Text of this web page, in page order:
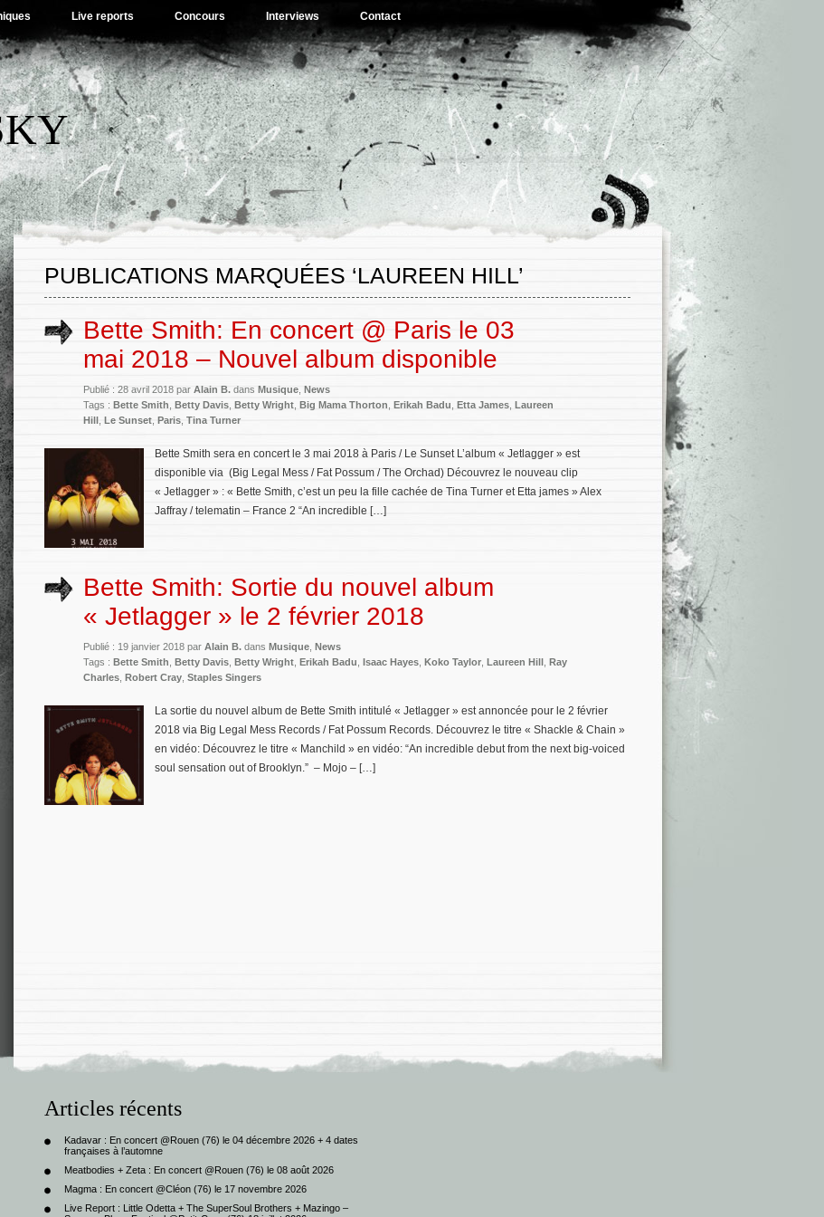
Live reports Concours Interviews Contact
PUBLICATIONS MARQUÉES ‘LAUREEN HILL’
Bette Smith: En concert @ Paris le 03
mai 2018 – Nouvel album disponible
Publié : 28 avril 2018 par Alain B. dans Musique News
Tags : Bette Smith Betty Davis Betty Wright Big Mama Thorton Erikah Badu Etta James Laureen
Hill Le Sunset Paris Tina Turner
Bette Smith sera en concert le 3 mai 2018 à Paris / Le Sunset L’album « Jetlagger » est
disponible via (Big Legal Mess / Fat Possum / The Orchad) Découvrez le nouveau clip
« Jetlagger » : « Bette Smith, c’est un peu la fille cachée de Tina Turner et Etta james » Alex
Jaffray / telematin – France 2 “An incredible […]
Bette Smith: Sortie du nouvel album
« Jetlagger » le 2 février 2018
Publié : 19 janvier 2018 par Alain B. dans Musique News
Tags : Bette Smith Betty Davis Betty Wright Erikah Badu Isaac Hayes Koko Taylor Laureen Hill Ray
Charles Robert Cray Staples Singers
La sortie du nouvel album de Bette Smith intitulé « Jetlagger » est annoncée pour le 2 février
2018 via Big Legal Mess Records / Fat Possum Records. Découvrez le titre « Shackle & Chain »
en vidéo: Découvrez le titre « Manchild » en vidéo: “An incredible debut from the next big-voiced
soul sensation out of Brooklyn.” – Mojo – […]
Articles récents
Kadavar : En concert @Rouen (76) le 04 décembre 2026 + 4 dates
françaises à l’automne
Meatbodies + Zeta : En concert @Rouen (76) le 08 août 2026
Magma : En concert @Cléon (76) le 17 novembre 2026
Live Report : Little Odetta + The SuperSoul Brothers + Mazingo –